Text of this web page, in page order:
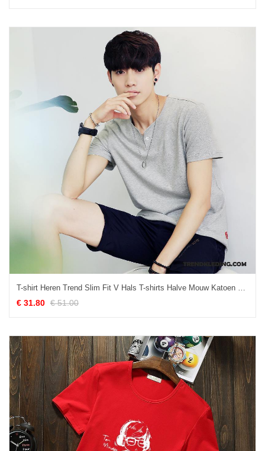
T-shirt Heren Trend Slim Fit V Hals T-shirts Halve Mouw Katoen Effen Kleur Grijs
€ 31.80 € 51.00